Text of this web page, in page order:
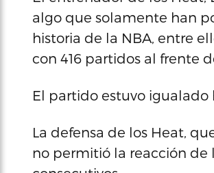
algo que solamente han
historia de la NBA, entre
con 416 partidos al frente
El partido estuvo igualado
La defensa de los Heat,
no permitió la reacción de